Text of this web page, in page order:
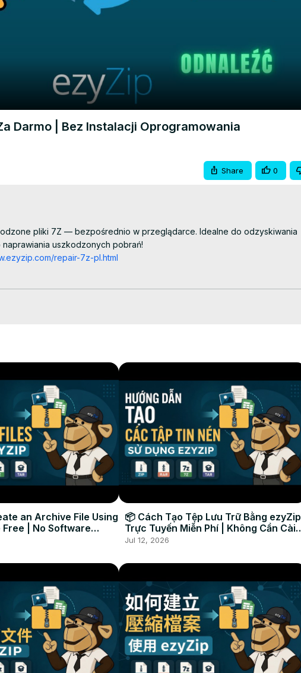
Darmo | Bez Instalacji Oprogramowania
Share 0
pliki 7Z — bezpośrednio w przeglądarce. Idealne do odzyskiwania
uszkodzonych pobrań!
repair-7z-pl.html
zobaczyć, co zostało pomyślnie odzyskane.
an Archive File Using
Free | No Software
📦 Cách Tạo Tệp Lưu Trữ Bằng ezyZip
Trực Tuyến Miễn Phí | Không Cần Cài
Đặt Phần Mềm
Jul 12, 2026